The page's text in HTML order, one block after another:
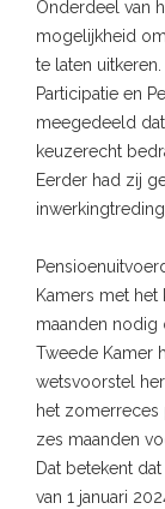
Onderdeel van
mogelijkheid
te laten
Participatie en
meegedeeld
keuzerecht
Eerder had zij
Kamers met
maanden nodig
Tweede Kamer
wetsvoorstel
het zomerreces
zes maanden
Dat betekent
van 1 januari